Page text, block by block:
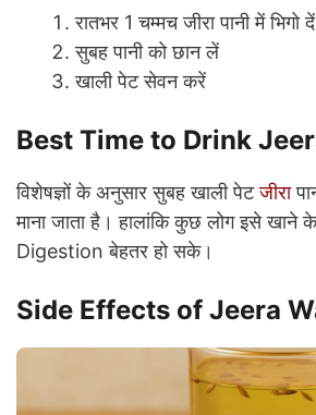
रातभर 1 चम्मच जीरा पानी में भिगो दें
सुबह पानी को छान लें
खाली पेट सेवन करें
Best Time to Drink
विशेषज्ञों के अनुसार सुबह खाली पेटजीरा
माना जाता है। हालांकि कुछ लोग इसे खाने के
Digestion बेहतर हो सके।
Side Effects of Jeera